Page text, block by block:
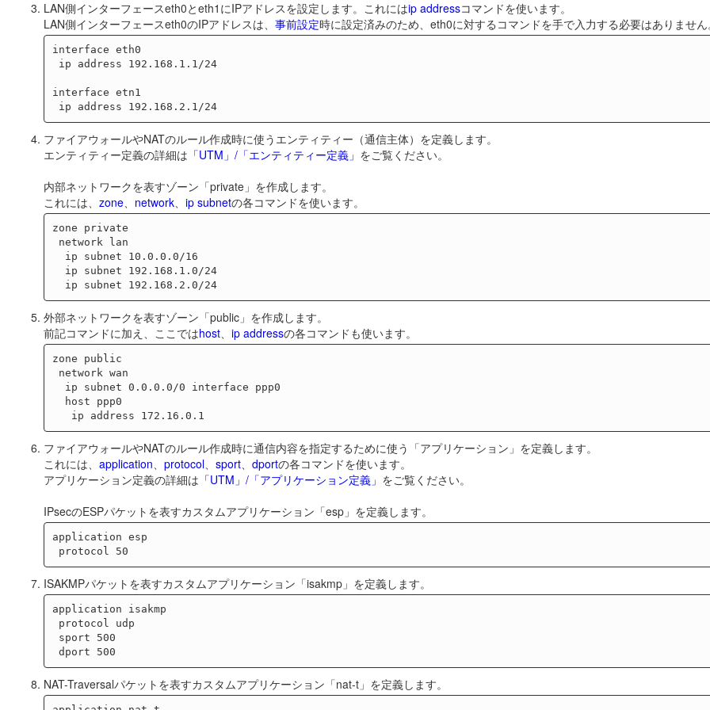
LAN側インターフェースeth0とeth1にIPアドレスを設定します。これにはip addressコマンドを使います。
LAN側インターフェースeth0のIPアドレスは、 事前設定時に設定済みのため、eth0に対するコマンドを手で入力する必要はありませ
interface eth0
interface etn1
ip address 192.168.2.1/24
ファイアウォールやNATのルール作成時に使うエンティティー（通信主体）を定義します。
エンティティー定義の詳細は 「UTM」/「エンティティー定義」 をご覧ください。
内部ネットワークを表すゾーン「private」を作成します。
これには、 zone network ip subnetの各コマンドを使います。
zone private
  ip subnet 192.168.2.0/24
外部ネットワークを表すゾーン「public」を作成します。
前記コマンドに加え、ここではhost ip addressの各コマンドも使います。
zone public
ファイアウォールやNATのルール作成時に通信内容を指定するために使う「アプリケーション」を定義します。
これには、 application protocol sport dportの各コマンドを使います。
アプリケーション定義の詳細は 「UTM」/「アプリケーション定義」 をご覧ください。
IPsecのESPパケットを表すカスタムアプリケーション「esp」を定義します。
application esp
ISAKMPパケットを表すカスタムアプリケーション「isakmp」を定義します。
application isakmp
NAT-Traversalパケットを表すカスタムアプリケーション「nat-t」を定義します。